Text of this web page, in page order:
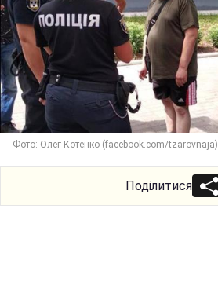
Фото: Олег Котенко (facebook.com/tzarovnaja)
Поділитися